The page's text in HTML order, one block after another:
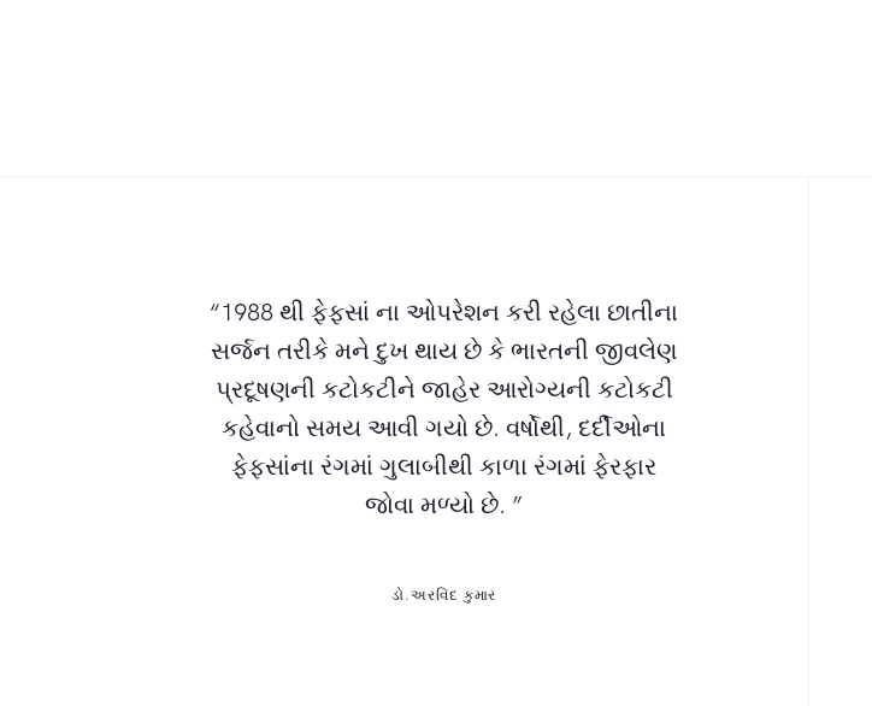
“1988 થી ફેફસાં ના ઓપરેશન કરી રહેલા છાતીના
સર્જન તરીકે મને દુખ થાય છે કે ભારતની જીવલેણ
પ્રદૂષણની કટોકટીને જાહેર આરોગ્યની કટોકટી
કહેવાનો સમય આવી ગયો છે. વર્ષોથી, દર્દીઓના
ફેફસાંના રંગમાં ગુલાબીથી કાળા રંગમાં ફેરફાર
જોવા મળ્યો છે. ”
ડો.અરવિંદ કુમાર